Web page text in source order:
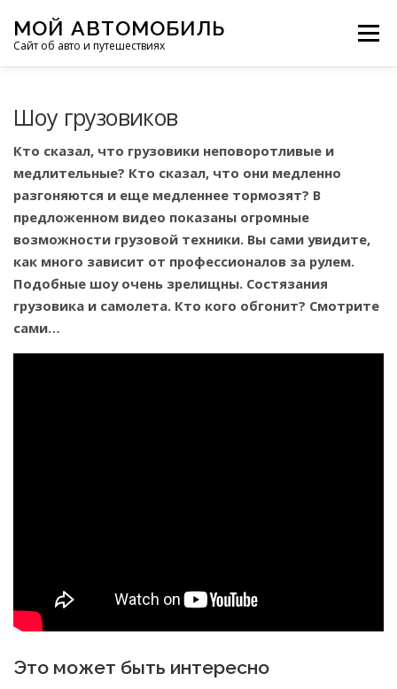
содержимому
МОЙ АВТОМОБИЛЬ
Сайт об авто и путешествиях
Меню
ОСТАЛЬНОЕ
Шоу грузовиков
Кто сказал, что грузовики неповоротливые и
медлительные? Кто сказал, что они медленно
разгоняются и еще медленнее тормозят? В
предложенном видео показаны огромные
возможности грузовой техники. Вы сами увидите,
как много зависит от профессионалов за рулем.
Подобные шоу очень зрелищны. Состязания
грузовика и самолета. Кто кого обгонит? Смотрите
сами…
Это может быть интересно